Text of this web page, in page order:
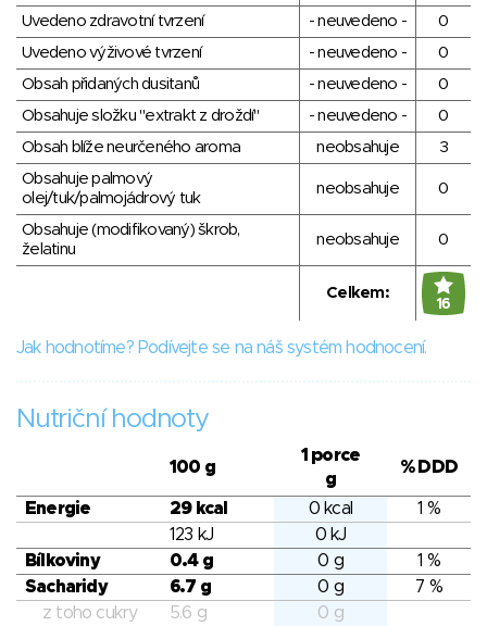
Uvedeno zdravotní tvrzení
- neuvedeno -
0
Uvedeno výživové tvrzení
- neuvedeno -
0
Obsah přidaných dusitanů
- neuvedeno -
0
Obsahuje složku "extrakt z droždí"
- neuvedeno -
0
Obsah blíže neurčeného aroma
neobsahuje
3
Obsahuje palmový
olej/tuk/palmojádrový tuk
neobsahuje 0
Obsahuje (modifikovaný) škrob,
želatinu
neobsahuje 0
Celkem:
16
Jak hodnotíme? Podívejte se na náš systém hodnocení.
Nutriční hodnoty
100 g
1 porce
g
% DDD
Energie 29 kcal 0 kcal
1 %
123 kJ
0 kJ
Bílkoviny
0.4 g 0 g
1 %
Sacharidy
6.7 g 0 g
7 %
z toho cukry
5.6 g
0 g